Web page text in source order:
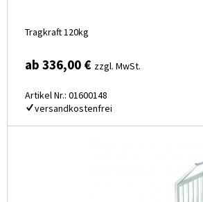
Tragkraft 120kg
ab 336,00 € zzgl. MwSt.
Artikel Nr.: 01600148
versandkostenfrei